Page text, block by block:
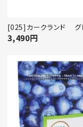
[025]カークランド グ
3,490円